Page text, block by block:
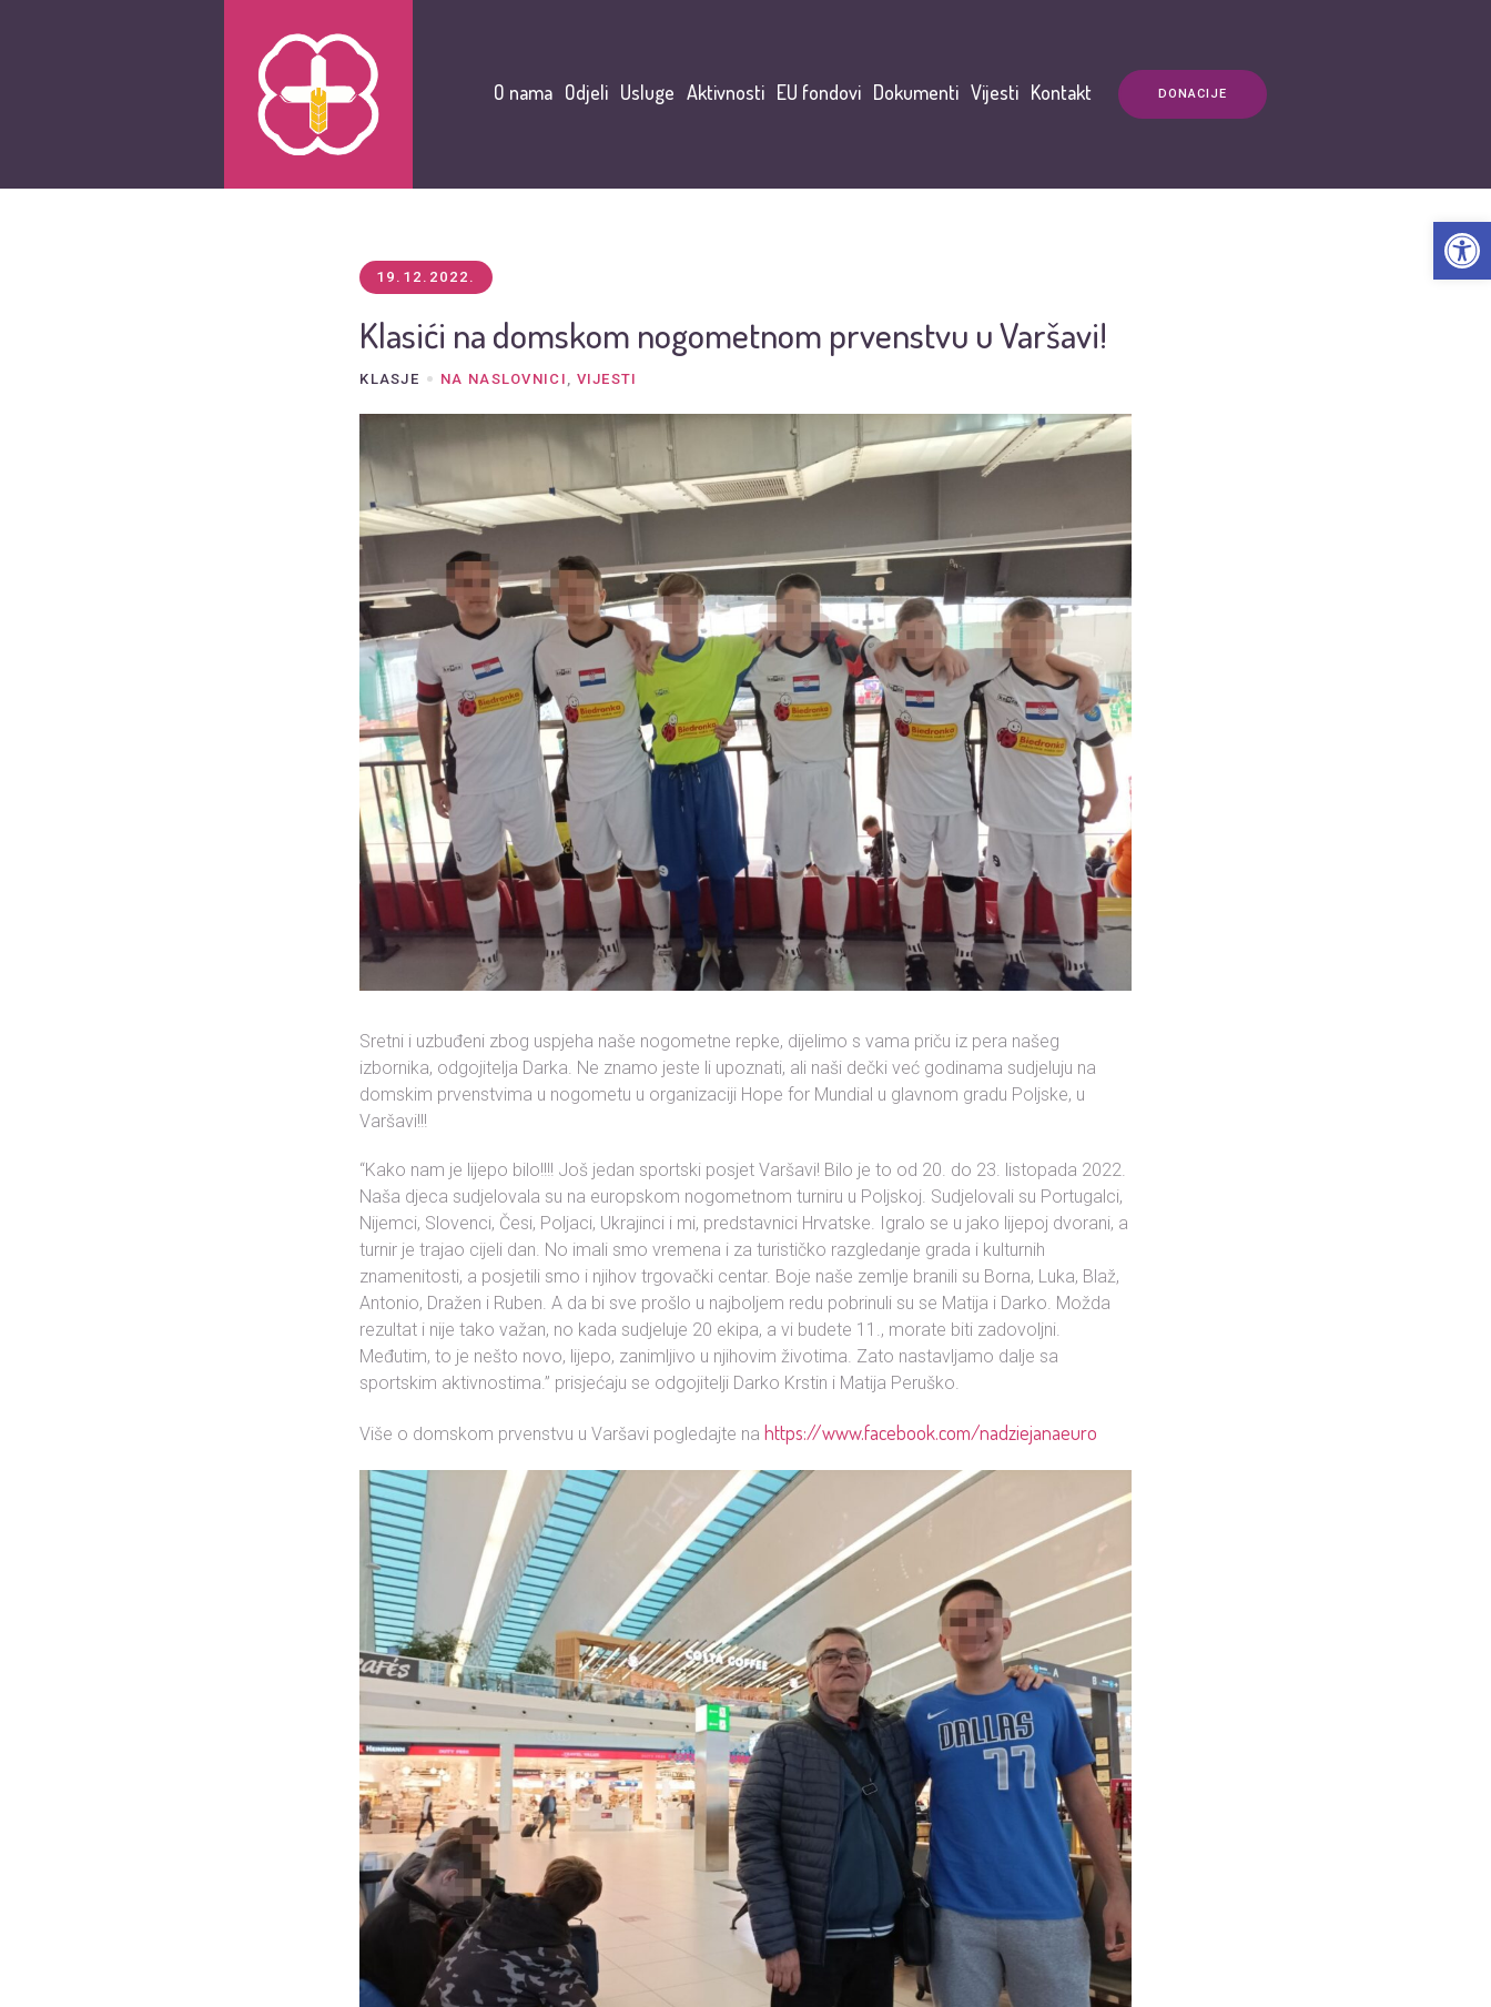
DONACIJE
O nama Odjeli Usluge Aktivnosti EU fondovi Dokumenti Vijesti Kontakt
19.12.2022.
Klasići na domskom nogometnom prvenstvu u Varšavi!
KLASJE NA NASLOVNICI , VIJESTI
Sretni i uzbuđeni zbog uspjeha naše nogometne repke, dijelimo s vama priču iz pera našeg
izbornika, odgojitelja Darka. Ne znamo jeste li upoznati, ali naši dečki već godinama sudjeluju na
domskim prvenstvima u nogometu u organizaciji Hope for Mundial u glavnom gradu Poljske, u
Varšavi!!!
“Kako nam je lijepo bilo!!!! Još jedan sportski posjet Varšavi! Bilo je to od 20. do 23. listopada 2022.
Naša djeca sudjelovala su na europskom nogometnom turniru u Poljskoj. Sudjelovali su Portugalci,
Nijemci, Slovenci, Česi, Poljaci, Ukrajinci i mi, predstavnici Hrvatske. Igralo se u jako lijepoj dvorani, a
turnir je trajao cijeli dan. No imali smo vremena i za turističko razgledanje grada i kulturnih
znamenitosti, a posjetili smo i njihov trgovački centar. Boje naše zemlje branili su Borna, Luka, Blaž,
Antonio, Dražen i Ruben. A da bi sve prošlo u najboljem redu pobrinuli su se Matija i Darko. Možda
rezultat i nije tako važan, no kada sudjeluje 20 ekipa, a vi budete 11., morate biti zadovoljni.
Međutim, to je nešto novo, lijepo, zanimljivo u njihovim životima. Zato nastavljamo dalje sa
sportskim aktivnostima.” prisjećaju se odgojitelji Darko Krstin i Matija Peruško.
Više o domskom prvenstvu u Varšavi pogledajte na https://www.facebook.com/nadziejanaeuro